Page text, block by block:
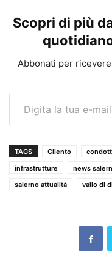
Scopri di più
Abbonati per
Digita la tua e-mail...
TAGS Cilento
infrastrutture
news
salerno attualità
vallo di